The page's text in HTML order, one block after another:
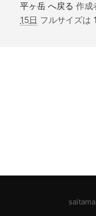
平ヶ岳 へ戻る 作成
15日 フルサイズは